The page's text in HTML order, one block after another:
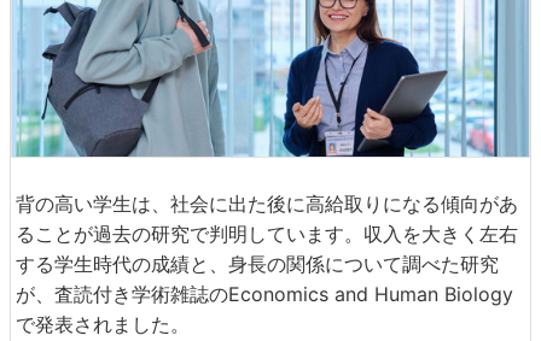
背の高い学生は、社会に出た後に高給取りになる傾向があ
ることが過去の研究で判明しています。収入を大きく左右
する学生時代の成績と、身長の関係について調べた研究
が、査読付き学術雑誌のEconomics and Human Biology
で発表されました。